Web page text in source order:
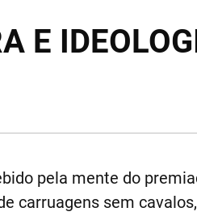
E
pela mente do
carruagens sem